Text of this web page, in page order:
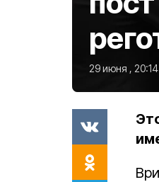
29 июня , 20:14